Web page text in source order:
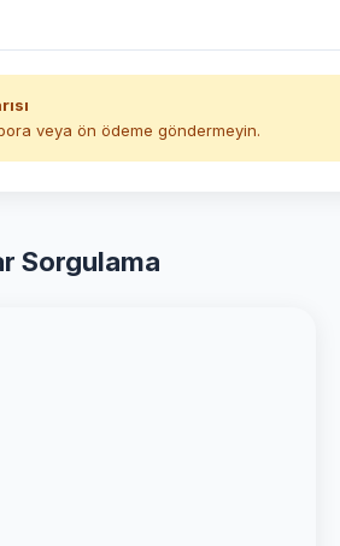
veya ön ödeme göndermeyin.
Sorgulama